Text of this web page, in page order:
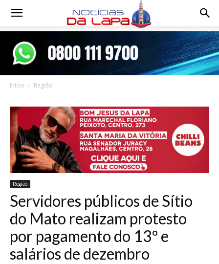
Notícias
Início Região
Região
Servidores públicos de Sítio
do Mato realizam protesto
por pagamento do 13º e
salários de dezembro